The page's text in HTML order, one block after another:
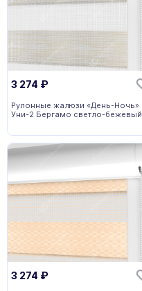
3 274 ₽
Рулонные жалюзи «День-Ночь»
Уни-2 Бергамо светло-бежевый
3 274 ₽